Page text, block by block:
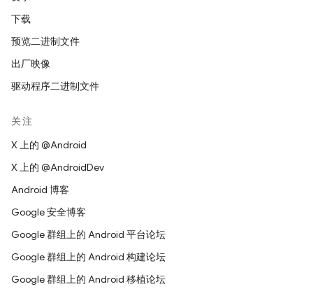
下载
预览二进制文件
出厂映像
驱动程序二进制文件
关注
X 上的 @Android
X 上的 @AndroidDev
Android 博客
Google 安全博客
Google 群组上的 Android 平台论坛
Google 群组上的 Android 构建论坛
Google 群组上的 Android 移植论坛